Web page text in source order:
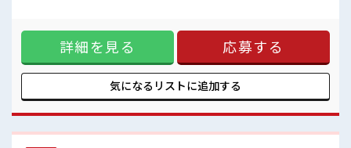
髪型自由な職場！
残業がしっかりあるお仕事！
もUP≫ 派手過ぎなければ髪型や髪色自由♪ (規定有)≪ラクラ
ク制服アリ≫ 制服があるので、 毎日の服装の悩み解消♪ ≪自
分に向いている仕事が探せる≫ 困った事などがあれば、 担当
がしっかりサポートします！ ■職場の雰囲気 女性も活躍しや
すい雰囲気の職場です！ 髪型にこだわりのあるアナタは必
見！ 髪型自由な職場！ 残業がしっかりあるお仕事！
詳細を見る 応募する
気になるリストに追加する